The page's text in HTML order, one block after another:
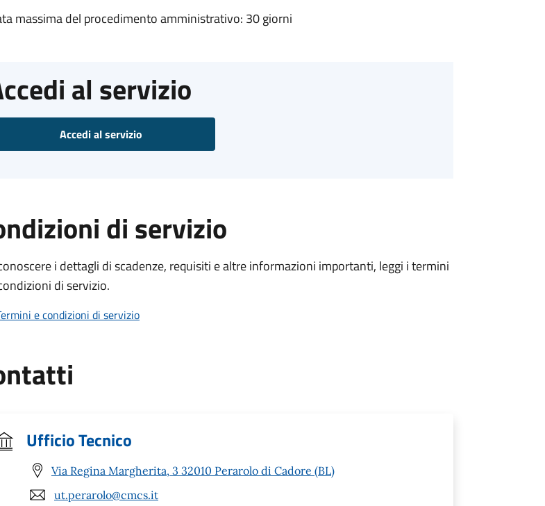
massima del procedimento amministrativo: 30 giorni
al servizio
Accedi al servizio
di servizio
i dettagli di scadenze, requisiti e altre informazioni importanti, leggi i termini
di servizio.
e condizioni di servizio
Ufficio Tecnico
Via Regina Margherita, 3 32010 Perarolo di Cadore (BL)
ut.perarolo@cmcs.it